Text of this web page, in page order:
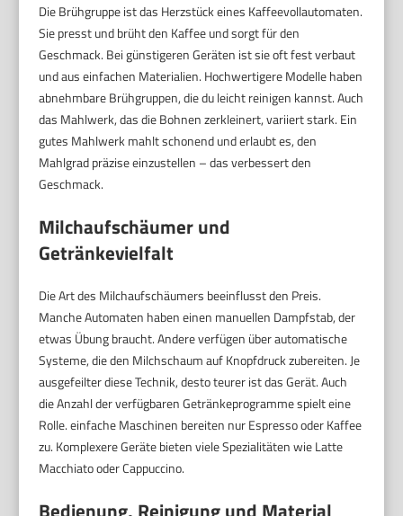
Die Brühgruppe ist das Herzstück eines Kaffeevollautomaten.
Sie presst und brüht den Kaffee und sorgt für den
Geschmack. Bei günstigeren Geräten ist sie oft fest verbaut
und aus einfachen Materialien. Hochwertigere Modelle haben
abnehmbare Brühgruppen, die du leicht reinigen kannst. Auch
das Mahlwerk, das die Bohnen zerkleinert, variiert stark. Ein
gutes Mahlwerk mahlt schonend und erlaubt es, den
Mahlgrad präzise einzustellen – das verbessert den
Geschmack.
Milchaufschäumer und
Getränkevielfalt
Die Art des Milchaufschäumers beeinflusst den Preis.
Manche Automaten haben einen manuellen Dampfstab, der
etwas Übung braucht. Andere verfügen über automatische
Systeme, die den Milchschaum auf Knopfdruck zubereiten. Je
ausgefeilter diese Technik, desto teurer ist das Gerät. Auch
die Anzahl der verfügbaren Getränkeprogramme spielt eine
Rolle. einfache Maschinen bereiten nur Espresso oder Kaffee
zu. Komplexere Geräte bieten viele Spezialitäten wie Latte
Macchiato oder Cappuccino.